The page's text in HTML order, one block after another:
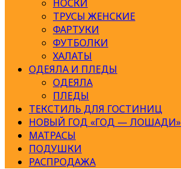
НОСКИ
ТРУСЫ ЖЕНСКИЕ
ФАРТУКИ
ФУТБОЛКИ
ХАЛАТЫ
ОДЕЯЛА И ПЛЕДЫ
ОДЕЯЛА
ПЛЕДЫ
ТЕКСТИЛЬ ДЛЯ ГОСТИНИЦ
НОВЫЙ ГОД «ГОД — ЛОШАДИ»
МАТРАСЫ
ПОДУШКИ
РАСПРОДАЖА